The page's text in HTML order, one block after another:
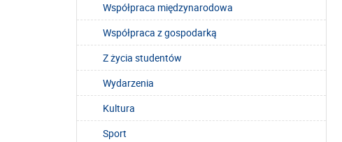
Współpraca międzynarodowa
Współpraca z gospodarką
Z życia studentów
Wydarzenia
Kultura
Sport